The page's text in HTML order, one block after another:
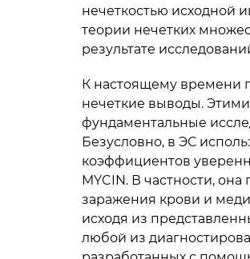
нечеткостью исходной
теории нечетких
результате
К настоящему времени
нечеткие выводы.
фундаментальные
Безусловно, в ЭС
коэффициентов
MYCIN. В частности,
заражения крови и
исходя из
любой из